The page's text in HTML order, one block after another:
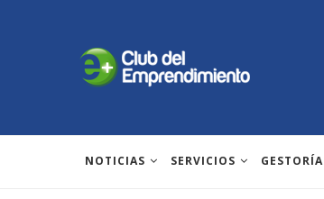
NOTICIAS SERVICIOS GESTORÍA